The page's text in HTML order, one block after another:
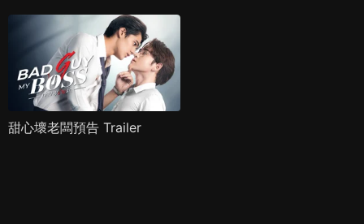
甜心壞老闆預告 Trailer